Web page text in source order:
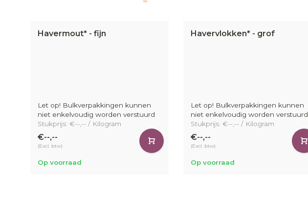
Havermout* - fijn
Let op! Bulkverpakkingen kunnen
niet enkelvoudig worden verstuurd
Stukprijs: €--,-- / Kilogram
€--,--
(Excl. btw)
Op voorraad
Havervlokken* - grof
Let op! Bulkverpakkingen kunnen
niet enkelvoudig worden verstuurd.
Stukprijs: €--,-- / Kilogram
€--,--
(Excl. btw)
Op voorraad